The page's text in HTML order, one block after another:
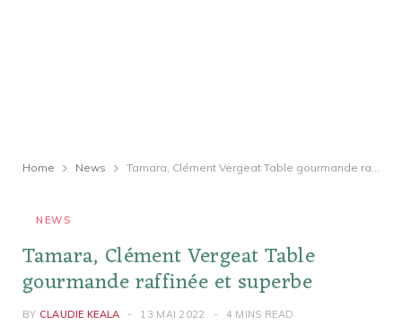
Home News Tamara, Clément Vergeat Table gourmande raffinée et superbe
NEWS
Tamara, Clément Vergeat Table
gourmande raffinée et superbe
BY CLAUDIE KEALA 13 MAI 2022 4 MINS READ